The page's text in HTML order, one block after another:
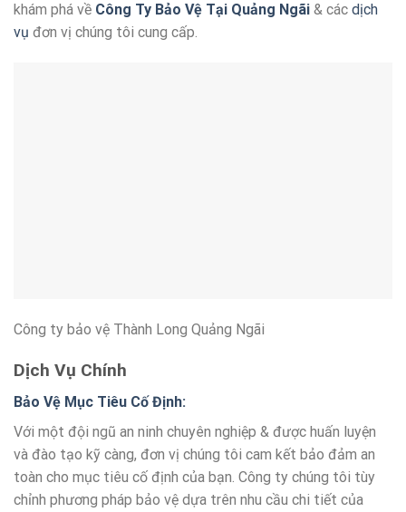
khám phá về Công Ty Bảo Vệ Tại Quảng Ngãi & các dịch
vụ đơn vị chúng tôi cung cấp.
Công ty bảo vệ Thành Long Quảng Ngãi
Dịch Vụ Chính
Bảo Vệ Mục Tiêu Cố Định:
Với một đội ngũ an ninh chuyên nghiệp & được huấn luyện
và đào tạo kỹ càng, đơn vị chúng tôi cam kết bảo đảm an
toàn cho mục tiêu cố định của bạn. Công ty chúng tôi tùy
chỉnh phương pháp bảo vệ dựa trên nhu cầu chi tiết của